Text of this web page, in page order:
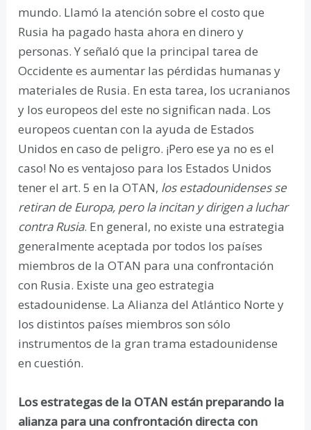
mundo. Llamó la atención sobre el costo que
Rusia ha pagado hasta ahora en dinero y
personas. Y señaló que la principal tarea de
Occidente es aumentar las pérdidas humanas y
materiales de Rusia. En esta tarea, los ucranianos
y los europeos del este no significan nada. Los
europeos cuentan con la ayuda de Estados
Unidos en caso de peligro. ¡Pero ese ya no es el
caso! No es ventajoso para los Estados Unidos
tener el art. 5 en la OTAN, los estadounidenses se
retiran de Europa, pero la incitan y dirigen a luchar
contra Rusia. En general, no existe una estrategia
generalmente aceptada por todos los países
miembros de la OTAN para una confrontación
con Rusia. Existe una geo estrategia
estadounidense. La Alianza del Atlántico Norte y
los distintos países miembros son sólo
instrumentos de la gran trama estadounidense
en cuestión.
Los estrategas de la OTAN están preparando la
alianza para una confrontación directa con